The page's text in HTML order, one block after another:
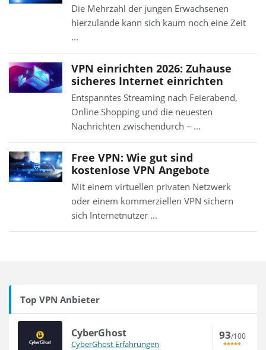
Die Mehrzahl der jungen Erwachsenen
hierzulande kann sich kaum noch eine Zeit
...
VPN einrichten 2026: Zuhause
sicheres Internet einrichten
Entspanntes Streaming nach Feierabend,
Online Shopping und die neuesten
Nachrichten zwischendurch – ...
Free VPN: Wie gut sind
kostenlose VPN Angebote
Mit einem virtuellen privaten Netzwerk
oder einem kommerziellen VPN sichern
sich Internetnutzer ...
Top VPN Anbieter
CyberGhost
CyberGhost Erfahrungen
93/100